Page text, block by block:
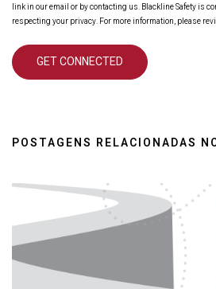
link in our email or by contacting us. Blackline Safety is
respecting your privacy. For more information, please
POSTAGENS RELACIONADAS